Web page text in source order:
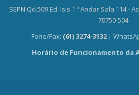
SEPN Qd.509 Ed. Isis 1.º Andar Sala 114 -
70750-504
Fone/Fax: (61) 3274-3132 |
Horário de Funcionamento da